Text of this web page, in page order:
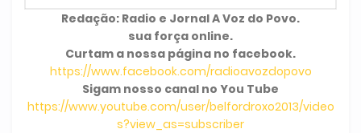
Redação: Radio e Jornal A Voz do Povo.
sua força online.
Curtam a nossa página no facebook.
https://www.facebook.com/radioavozdopovo
Sigam nosso canal no You Tube
https://www.youtube.com/user/belfordroxo2013/video
s?view_as=subscriber